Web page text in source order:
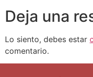
Deja una
Lo siento, debes estar
comentario.